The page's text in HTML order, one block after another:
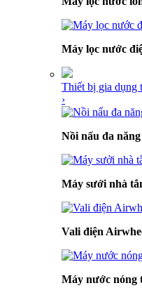
Máy lọc nước
Thiết bị gia dụng
›
Nồi nấu đa
Máy sưởi nhà
Vali điện
Máy nước nóng